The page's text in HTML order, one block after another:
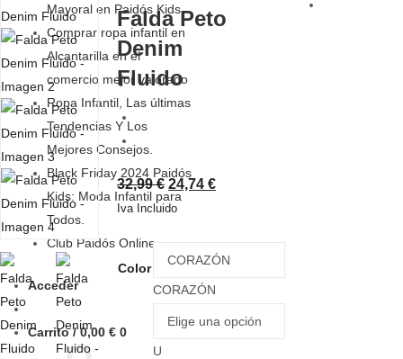
Mayoral en Paidós Kids
Comprar ropa infantil en
Alcantarilla en el
comercio mejor valorado
Ropa Infantil, Las últimas
Tendencias Y Los
Mejores Consejos.
Black Friday 2024 Paidós
Kids: Moda Infantil para
Todos.
Club Paidós Online
Acceder
Carrito /0,00 € 0
Falda Peto
Denim
Fluido
32,99€ 24,74 €
Iva Incluido
Color
CORAZÓN
U